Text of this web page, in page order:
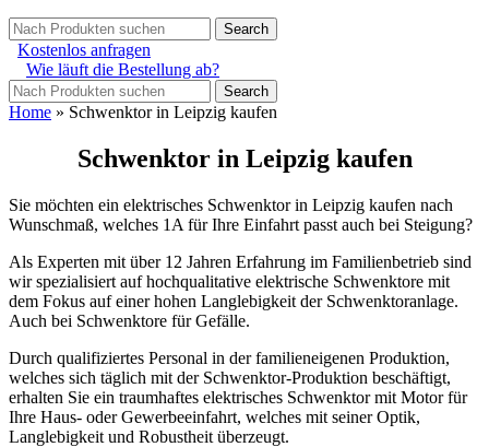
Search
Kostenlos anfragen
Wie läuft die Bestellung ab?
Search
Home » Schwenktor in Leipzig kaufen
Schwenktor in Leipzig kaufen
Sie möchten ein elektrisches Schwenktor in Leipzig kaufen nach
Wunschmaß, welches 1A für Ihre Einfahrt passt auch bei Steigung?
Als Experten mit über 12 Jahren Erfahrung im Familienbetrieb sind
wir spezialisiert auf hochqualitative elektrische Schwenktore mit
dem Fokus auf einer hohen Langlebigkeit der Schwenktoranlage.
Auch bei Schwenktore für Gefälle.
Durch qualifiziertes Personal in der familieneigenen Produktion,
welches sich täglich mit der Schwenktor-Produktion beschäftigt,
erhalten Sie ein traumhaftes elektrisches Schwenktor mit Motor für
Ihre Haus- oder Gewerbeeinfahrt, welches mit seiner Optik,
Langlebigkeit und Robustheit überzeugt.